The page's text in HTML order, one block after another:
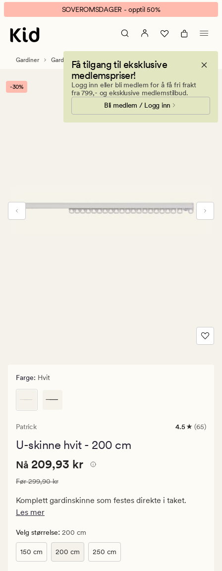
Patrick
U-
skinne
hvit
banner.
Klikk
ESCAPE
pause.
SOVEROMSDAGER - opptil 50%
Få tilgang til eksklusive
medlemspriser!
Logg inn eller bli medlem for å få fri frakt
fra 799,- og eksklusive medlemstilbud.
Bli medlem / Logg inn
Gardiner Gardintilbehør Gardinskinner & tilbehør
-30%
Farge: Hvit
Patrick
65
4.5 (65)
U-skinne hvit - 200 cm
Nåværende
209,93
kr.
Vanlig
299,90
kr
Nåværende pris
Nå 209,93 kr
Vanlig pris 299,90 kr
Før299,90 kr
Komplett gardinskinne som festes direkte i taket.
Les mer
Velg størrelse: 200 cm
150 cm 200 cm 250 cm